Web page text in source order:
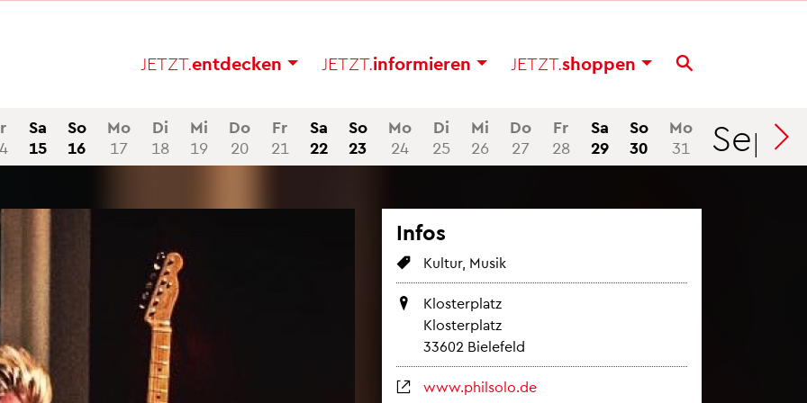
JETZT.ent­de­cken JETZT.in­for­mie­ren JETZT.shop­pen
Sa
15
So
16
Mo
17
Di
18
Mi
19
Do
20
Fr
21
Sa
22
So
23
Mo
24
Di
25
Mi
26
Do
27
Fr
28
Sa
29
So
30
Mo
31
Sep
Infos
Kul­tur, Musik
Klos­ter­platz
Klos­ter­platz
33602 Bie­le­feld
www.​philsolo.​de